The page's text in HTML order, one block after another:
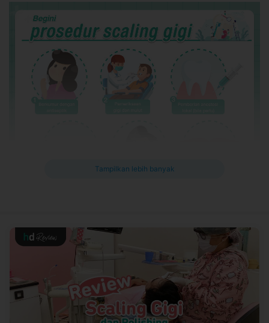
Informasi Penting Scaling Gigi
Sekali scaling, gigi bersih dan senyum lebih cerah!
Napas langsung segar dan percaya diri sepanjang hari.
Singkirkan karang gigi dan plak yang mengganggu
penampilan dalam sekali perawatan.
Tampilkan lebih banyak